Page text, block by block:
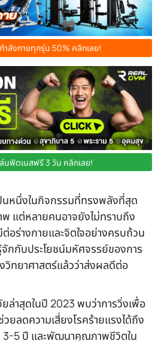
ำลังกายทุกรุ่น 50% คลิกเลย!
นฟิตเนสฟรี 3 วัน คลิกเลย!
นหนึ่งในกิจกรรมที่ทรงพลังที่สุด
แต่หลายคนอาจยังไม่ทราบถึง
อร่างกายและจิตใจอย่างครบถ้วน
กกับประโยชน์มหัศจรรย์ของการ
วิทยาศาสตร์แล้วว่าส่งผลดีต่อ
ล่าสุดในปี 2023 พบว่าการวิ่งเพื่อ
ยลดความเสี่ยงโรคร้ายแรงได้ถึง
3-5 ปี และพัฒนาคุณภาพชีวิตใน